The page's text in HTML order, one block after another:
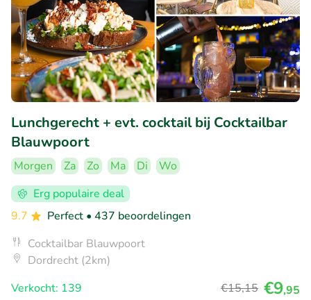
Lunchgerecht + evt. cocktail bij Cocktailbar
Blauwpoort
Morgen Za Zo Ma Di
Wo
Erg populaire deal
9.7
Perfect • 437 beoordelingen
Cocktailbar Blauwpoort
Dordrecht (2km)
Verkocht: 139
€15,15 €9,95